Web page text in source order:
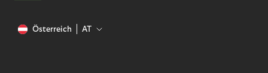
Österreich AT